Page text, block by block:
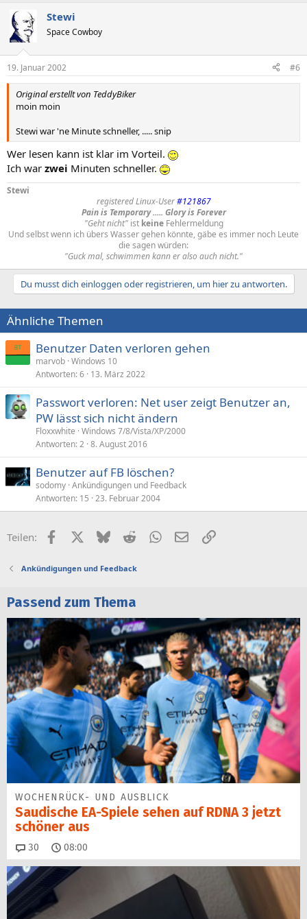
Stewi
Space Cowboy
19. Januar 2002 #6
Original erstellt von TeddyBiker
moin moin
Stewi war 'ne Minute schneller, ..... snip
Wer lesen kann ist klar im Vorteil.
Ich war zwei Minuten schneller.
Stewi
registered Linux-User#121867
Pain is Temporary ..... Glory is Forever
"Geht nicht"ist keineFehlermeldung
Und selbst wenn ich übers Wasser gehen könnte, gäbe es immer noch Leute
die sagen würden:
"Guck mal, schwimmen kann er also auch nicht."
Du musst dich einloggen oder registrieren, um hier zu antworten.
Ähnliche Themen
Benutzer Daten verloren gehen
marvob Windows 10
Antworten 6 13. März 2022
Passwort verloren: Net user zeigt Benutzer an,
PW lässt sich nicht ändern
Floxxwhite Windows 7/8/Vista/XP/2000
Antworten 2 8. August 2016
Benutzer auf FB löschen?
sodomy Ankündigungen und Feedback
Antworten 15 23. Februar 2004
Teilen: FacebookX (Twitter)
BlueskyRedditWhatsApp
E-MailLink
Ankündigungen und Feedback
Passend zum Thema
WOCHENRÜCK- UND AUSBLICK
Saudische EA-Spiele sehen auf RDNA 3 jetzt
schöner aus
30 Kommentare
08:00